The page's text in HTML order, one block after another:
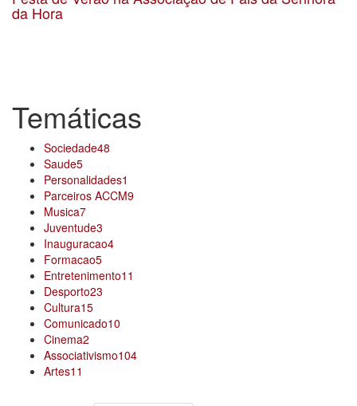
da Hora
Temáticas
Sociedade48
Saude5
Personalidades1
Parceiros ACCM9
Musica7
Juventude3
Inauguracao4
Formacao5
Entretenimento11
Desporto23
Cultura15
Comunicado10
Cinema2
Associativismo104
Artes11